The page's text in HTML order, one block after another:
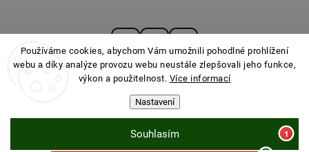
Používáme cookies, abychom Vám umožnili pohodlné prohlížení
webu a díky analýze provozu webu neustále zlepšovali jeho funkce,
výkon a použitelnost. Více informací
Nastavení
Souhlasím
PONOŽKOVNA· Všechna práva vyhrazena ·
Nastavení cookies